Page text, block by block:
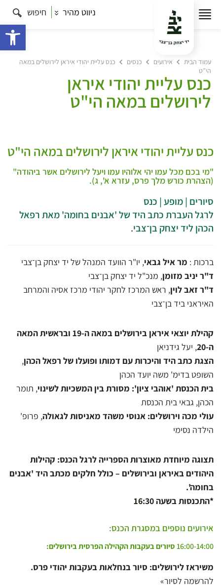
ניווט מהיר חיפוש
עמוד הבית אירועים כנסים
כנס עליית יהודי איראן לירושלים במאה
הי”ט
כנס עליית יהודי איראן
לירושלים במאה הי"ט
כנס עליית יהודי איראן לירושלים במאה הי"ט
"מי בכם מכל עמו יהי אלוהיו עמו ויעל לירושלים אשר ביהודה"
(הצהרת כורש מלך פרס, עזרא א', ג).
סיורים | מופע | כנס
לרגל העברת כתב היד של 'אבנים בחומה' מאת רפאל
הכהן ליד יצחק בן־צבי.
ברכות : מר איל גבאי, יו"ר הוועד המנהל של יד יצחק בן־צבי
ד"ר יניב מזומן, מנכ"ל יד יצחק בן־צבי
ד"ר זאב לוין, ראש המרכז לחקר יהודי מרכז אסיה והמרחב
האיראני ביד בן־צבי
קהילת יוצאי איראן בירושלים במאה ה-19 ובראשית המאה
ה-20
, יעל גידניאן
הצגת כתב היד והיכרות עם דמותו ופועלו של רפאל הכהן,
השופט בדימ' משה יועד הכהן
בית הכנסת 'אוהבי ציון': מסורת בין המשכיות לשינוי, תומר
הכהן, גבאי בית הכנסת
עולי מכה וירושלים: אנוסי משהד מאניסות לגאולה, פרופ'
הילדה נסימי
תצוגה מיוחדת מאוצרות הספרייה לרגל הכנס: קהילות
היהודים באיראן ובירושלים – כולל חלקים מכתב היד 'אבנים
בחומה'.
*התכנסות בשעה 16:30
אירועים נוספים במסגרת הכנס:
16:00-14:00סיורים בעקבות הקהילה הפרסית בירושלים:
משיראז לירושלים: סיור בנחלאות בעקבות יהודי פרס.
להרשמה לסיור»